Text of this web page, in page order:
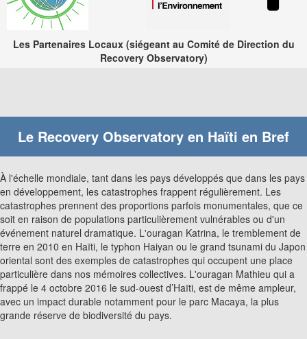
Les Partenaires Locaux (siégeant au Comité de Direction du
Recovery Observatory)
Le Recovery Observatory en Haïti en Bref
À l'échelle mondiale, tant dans les pays développés que dans les pays
en développement, les catastrophes frappent régulièrement. Les
catastrophes prennent des proportions parfois monumentales, que ce
soit en raison de populations particulièrement vulnérables ou d'un
événement naturel dramatique. L'ouragan Katrina, le tremblement de
terre en 2010 en Haïti, le typhon Haiyan ou le grand tsunami du Japon
oriental sont des exemples de catastrophes qui occupent une place
particulière dans nos mémoires collectives. L'ouragan Mathieu qui a
frappé le 4 octobre 2016 le sud-ouest d’Haïti, est de même ampleur,
avec un impact durable notamment pour le parc Macaya, la plus
grande réserve de biodiversité du pays.